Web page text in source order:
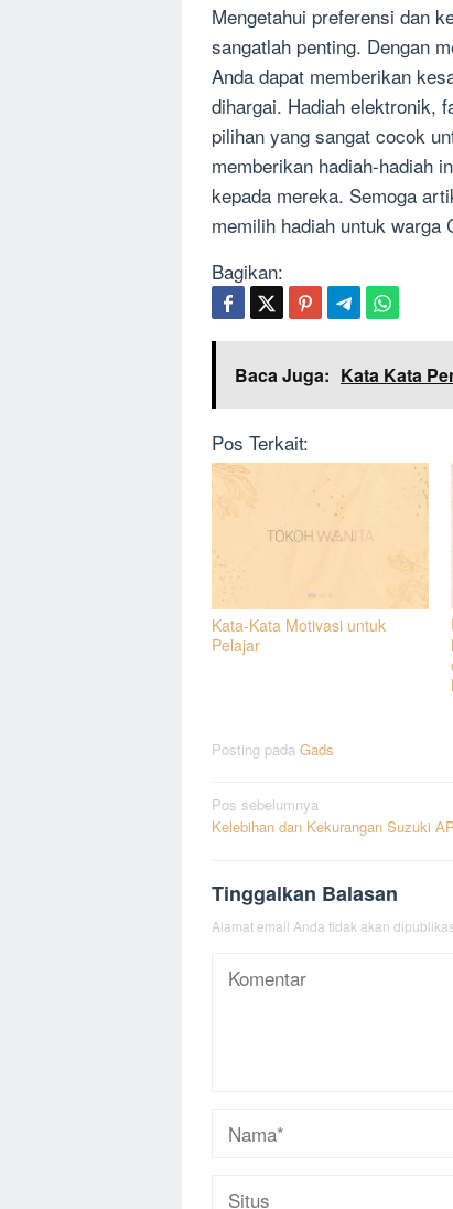
Mengetahui preferensi dan
sangatlah penting. Dengan
Anda dapat memberikan
dihargai. Hadiah elektronik,
pilihan yang sangat cocok
memberikan hadiah-hadiah
kepada mereka. Semoga
memilih hadiah untuk warga
Bagikan:
Baca Juga: Kata Kata
Pos Terkait:
Kata-Kata Motivasi untuk
Pelajar
Posting pada Gads
Navigasi
pos
Pos sebelumnya
Kelebihan dan Kekurangan Suzuki
Tinggalkan Balasan
Alamat email Anda tidak akan